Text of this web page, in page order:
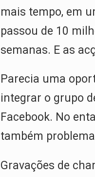
mais tempo, em
passou de 10
semanas. E as
Parecia uma
integrar o grupo
Facebook. No
também
Gravações de